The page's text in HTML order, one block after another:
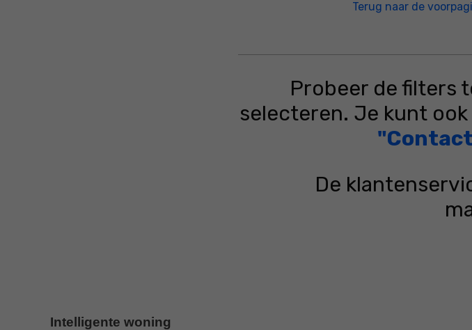
Terug naar de
Probeer de filters
selecteren. Je kunt
De
Intelligente woning